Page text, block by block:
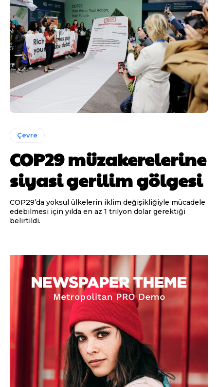
Çevre
COP29 müzakerelerine
siyasi gerilim gölgesi
COP29’da yoksul ülkelerin iklim değişikliğiyle mücadele
edebilmesi için yılda en az 1 trilyon dolar gerektiği
belirtildi.